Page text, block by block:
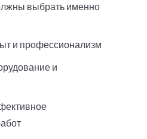
выбрать именно
и профессионализм
и